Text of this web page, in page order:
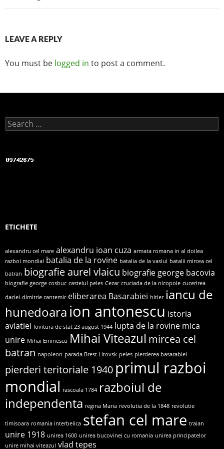
b
o
LEAVE A REPLY
You must be logged in to post a comment.
Search for:
ETICHETE
alexandru cel mare alexandru ioan cuza armata romana in al doilea
razboi mondial batalia de la rovine batalia de la vaslui batalii mircea cel
batran biografie aurel vlaicu biografie george bacovia
biografie george cosbuc castelul peles Cezar cruciada de la nicopole cucerirea
daciei dimitrie cantemir eliberarea Basarabiei hitler iancu de
hunedoara ion antonescu istoria
aviatiei lovitura de stat 23 august 1944 lupta de la rovine mica
unire Mihai Eminescu Mihai Viteazul mircea cel
batran napoleon parada Brest Litovsk peles pierderea basarabiei
pierderi teritoriale 1940 primul razboi
mondial rascoala 1784 razboiul de
independenta regina Maria revolutia de la 1848 revolutie
timisoara romania interbelica stefan cel mare traian
unire 1918 unirea 1600 unirea bucovinei cu romania unirea principatelor
unire mihai viteazul vlad tepes